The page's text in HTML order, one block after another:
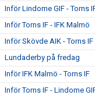
Inför Lindome GIF - Torns
Inför Torns IF - IFK Malmö
Inför Skövde AIK - Torns IF
Lundaderby på fredag
Inför IFK Malmö - Torns IF
Inför Torns IF - Lindome